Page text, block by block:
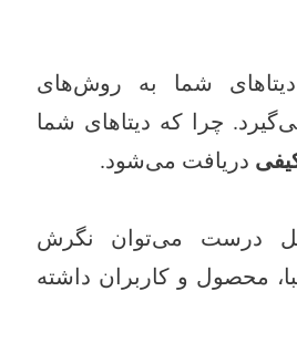
شما به روش‌های
چرا که دیتاهای شما
دریافت می‌شود.
درست می‌توان نگرش
محصول و کاربران داشته